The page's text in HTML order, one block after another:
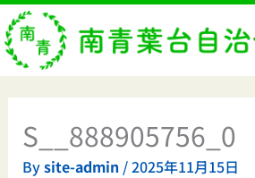
内
容
を
ス
キ
S__888905756_0
Bysite-admin /2025年11月15日